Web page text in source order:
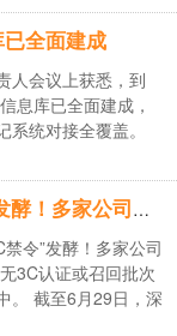
全面建成
人会议上获悉，到
息库已全面建成，
统对接全覆盖。
七星配资平台 民航局充电宝“3C禁令”发酵！多家公司火速应对
禁令”发酵！多家公司
3C认证或召回批次
。 截至6月29日，深